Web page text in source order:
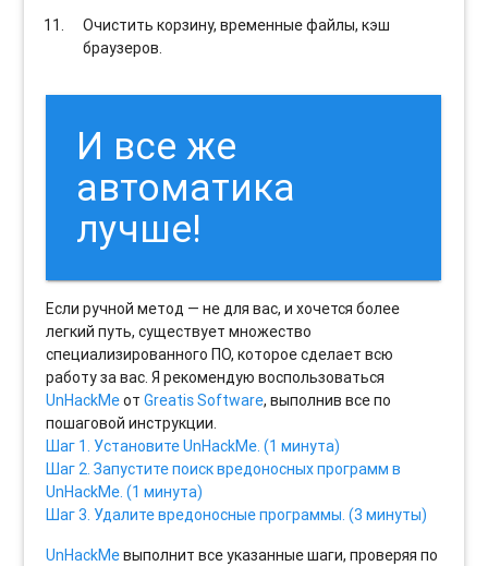
Очистить корзину, временные файлы, кэш
браузеров.
И все же
автоматика
лучше!
Если ручной метод — не для вас, и хочется более
легкий путь, существует множество
специализированного ПО, которое сделает всю
работу за вас. Я рекомендую воспользоваться
UnHackMeотGreatis Software, выполнив все по
пошаговой инструкции.
Шаг 1. Установите UnHackMe. (1 минута)
Шаг 2. Запустите поиск вредоносных программ в
UnHackMe. (1 минута)
Шаг 3. Удалите вредоносные программы. (3 минуты)
UnHackMeвыполнит все указанные шаги, проверяя по